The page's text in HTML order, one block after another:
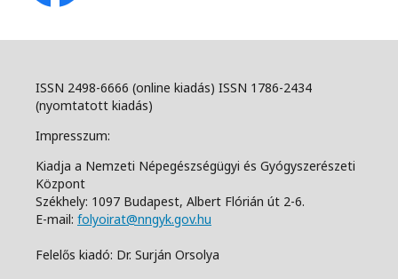
ISSN 2498-6666 (online kiadás) ISSN 1786-2434
(nyomtatott kiadás)
Impresszum:
Kiadja a Nemzeti Népegészségügyi és Gyógyszerészeti
Központ
Székhely: 1097 Budapest, Albert Flórián út 2-6.
E-mail: folyoirat@nngyk.gov.hu
Felelős kiadó: Dr. Surján Orsolya